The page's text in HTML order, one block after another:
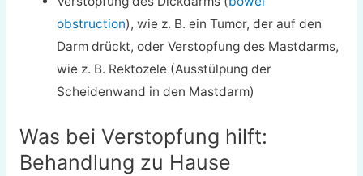
obstruction), wie z. B. ein Tumor, der auf den
Darm drückt, oder Verstopfung des Mastdarms,
wie z. B. Rektozele (Ausstülpung der
Scheidenwand in den Mastdarm)
Was bei Verstopfung hilft:
Behandlung zu Hause